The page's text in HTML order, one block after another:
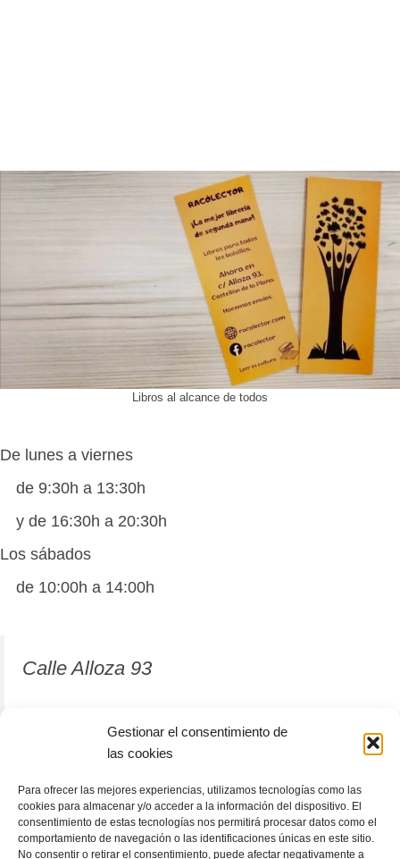
Gestionar el consentimiento de
las cookies
Para ofrecer las mejores experiencias, utilizamos tecnologías como las
cookies para almacenar y/o acceder a la información del dispositivo. El
consentimiento de estas tecnologías nos permitirá procesar datos como el
comportamiento de navegación o las identificaciones únicas en este sitio.
No consentir o retirar el consentimiento, puede afectar negativamente a
Libros al alcance de todos
De lunes a viernes
de 9:30h a 13:30h
y de 16:30h a 20:30h
Los sábados
de 10:00h a 14:00h
Calle Alloza 93
12001 Castellón de la Plana
964 81 37 63